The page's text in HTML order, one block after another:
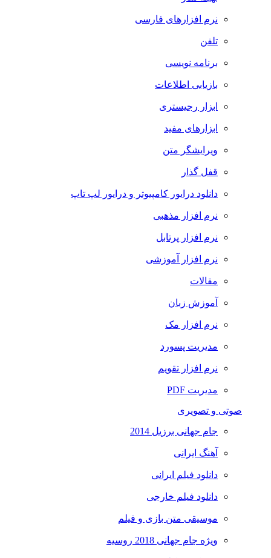
نرم افزارهای فارسی
تلفن
برنامه نویسی
بازیابی اطلاعات
ابزار رجیستری
ابزارهای مفید
ویرایشگر متن
قفل گذار
دانلود درایور کامپیوتر و درایور لپ تاپ
نرم افزار مذهبی
نرم افزار پرتابل
نرم افزار آموزشی
مقالات
آموزش زبان
نرم افزار مک
مدیریت پسورد
نرم افزار تقویم
مدیریت PDF
صوتی و تصویری
جام جهانی برزیل 2014
آهنگ ایرانی
دانلود فیلم ایرانی
دانلود فیلم خارجی
موسیقی متن بازی و فیلم
ویژه جام جهانی 2018 روسیه